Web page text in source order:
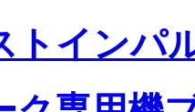
トインパ